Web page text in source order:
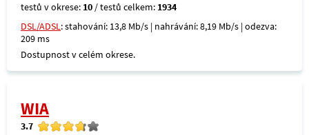
testů v okrese: 10 / testů celkem: 1934
DSL/ADSL: stahování: 13,8 Mb/s | nahrávání: 8,19 Mb/s | odezva:
209 ms
Dostupnost v celém okrese.
WIA
3.7